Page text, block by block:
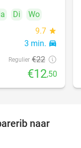
Di
Wo
9.7 star
3 min. directions_car
Regulier €22
€12,50
naar